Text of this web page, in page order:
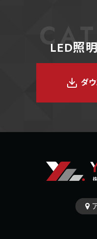
LED照
ダ